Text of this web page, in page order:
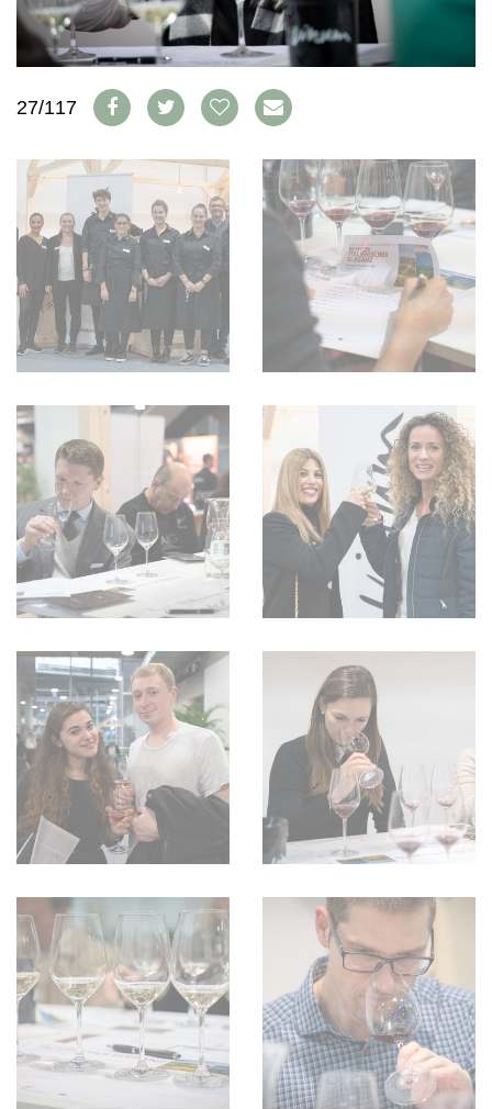
ABO
AUSGABE
VORTEILSWELT
BÜCHER
WEINSZENE
PORTRAITS
VINOPHILES
ARCHIV
ANMELDEN
GEWINNSPIELE
TRINKREIFETABELLE
ABO
WEINSUCHE
NEWSLETTER
WINE TRADE CLUB
REDAKTION
JOBS
WERBUNG
IMPRESSUM
AGB & DATENSCHUTZ
FAQ
27/117